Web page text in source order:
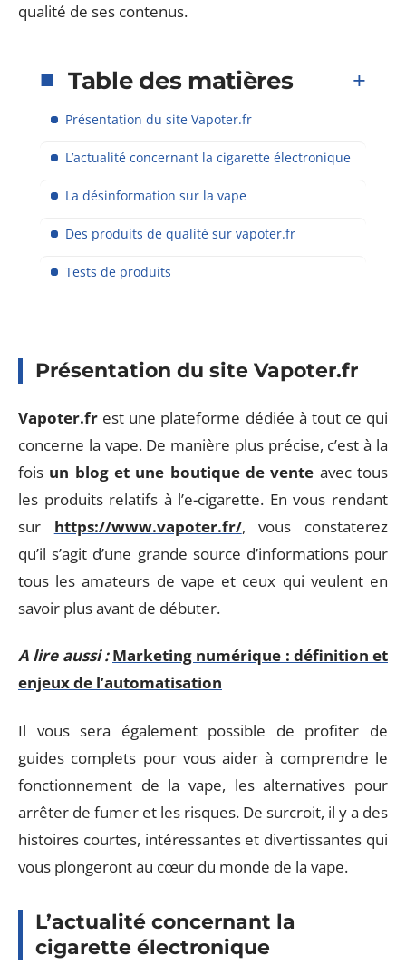
qualité de ses contenus.
Table des matières
Présentation du site Vapoter.fr
L’actualité concernant la cigarette électronique
La désinformation sur la vape
Des produits de qualité sur vapoter.fr
Tests de produits
Présentation du site Vapoter.fr
Vapoter.fr est une plateforme dédiée à tout ce qui
concerne la vape. De manière plus précise, c’est à la
fois un blog et une boutique de vente avec tous
les produits relatifs à l’e-cigarette. En vous rendant
sur https://www.vapoter.fr/, vous constaterez
qu’il s’agit d’une grande source d’informations pour
tous les amateurs de vape et ceux qui veulent en
savoir plus avant de débuter.
A lire aussi : Marketing numérique : définition et
enjeux de l’automatisation
Il vous sera également possible de profiter de
guides complets pour vous aider à comprendre le
fonctionnement de la vape, les alternatives pour
arrêter de fumer et les risques. De surcroit, il y a des
histoires courtes, intéressantes et divertissantes qui
vous plongeront au cœur du monde de la vape.
L’actualité concernant la
cigarette électronique